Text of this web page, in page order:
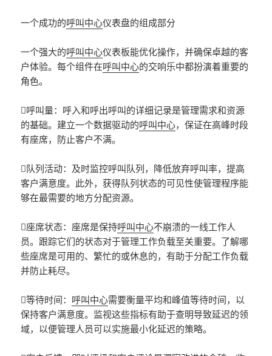
一个成功的呼叫中心仪表盘的组成部分
一个强大的呼叫中心仪表板能优化操作，并确保卓越的客
户体验。每个组件在呼叫中心的交响乐中都扮演着重要的
角色。
呼叫量：呼入和呼出呼叫的详细记录是管理需求和资源
的基础。建立一个数据驱动的呼叫中心，保证在高峰时段
有座席，防止客户不满。
队列活动：及时监控呼叫队列，降低放弃呼叫率，提高
客户满意度。此外，获得队列状态的可见性使管理程序能
够在最需要的地方分配资源。
座席状态：座席是保持呼叫中心不崩溃的一线工作人
员。跟踪它们的状态对于管理工作负载至关重要。了解哪
些座席是可用的、繁忙的或休息的，有助于分配工作负载
并防止耗尽。
等待时间： 呼叫中心需要衡量平均和峰值等待时间，以
保持客户满意度。监视这些指标有助于查明导致延迟的领
域，以便管理人员可以实施最小化延迟的策略。